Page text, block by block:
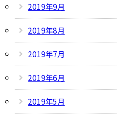
2019年9月
2019年8月
2019年7月
2019年6月
2019年5月